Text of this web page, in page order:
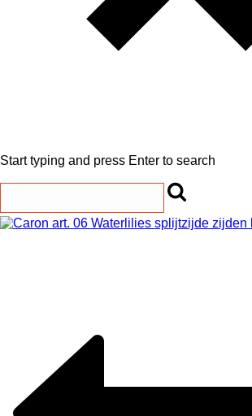
Start typing and press Enter to search